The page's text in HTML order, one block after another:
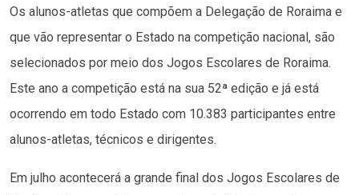
Os alunos-atletas que compõem a Delegação de Roraima e
que vão representar o Estado na competição nacional, são
selecionados por meio dos Jogos Escolares de Roraima.
Este ano a competição está na sua 52ª edição e já está
ocorrendo em todo Estado com 10.383 participantes entre
alunos-atletas, técnicos e dirigentes.
Em julho acontecerá a grande final dos Jogos Escolares de